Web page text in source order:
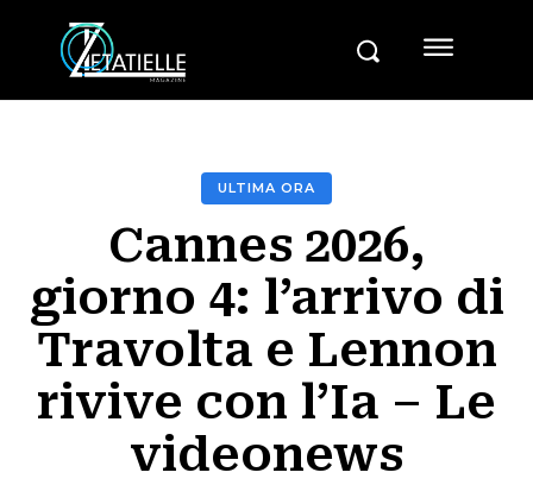
ULTIMA ORA
Cannes 2026,
giorno 4: l’arrivo di
Travolta e Lennon
rivive con l’Ia – Le
videonews